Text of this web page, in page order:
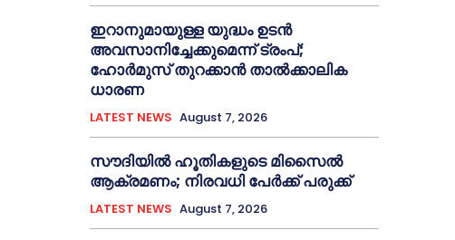
ഇറാനുമായുള്ള യുദ്ധം ഉടൻ
അവസാനിച്ചേക്കുമെന്ന് ട്രംപ്;
ഹോർമുസ് തുറക്കാൻ താൽക്കാലിക
ധാരണ
LATEST NEWS August 7, 2026
സൗദിയിൽ ഹൂതികളുടെ മിസൈൽ
ആക്രമണം; നിരവധി പേർക്ക് പരുക്ക്
LATEST NEWS August 7, 2026